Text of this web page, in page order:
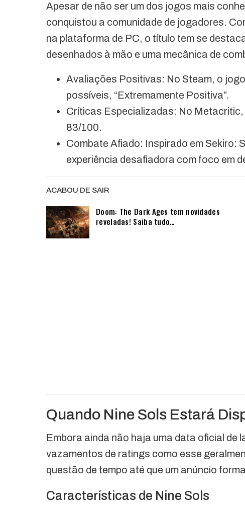
Apesar de não ser um dos jogos mais
conquistou a comunidade de jogadores.
na plataforma de PC, o título tem se
desenhados à mão e uma mecânica de
Avaliações Positivas: No Steam, o
possíveis, “Extremamente Positiva”.
Críticas Especializadas: No
83/100.
Combate Afiado: Inspirado em Sekiro:
experiência desafiadora com foco em
ACABOU DE SAIR
Doom: The Dark Ages tem novidades
reveladas! Saiba tudo…
Quando Nine Sols Estará
Embora ainda não haja uma data oficial de
vazamentos de ratings como esse
questão de tempo até que um anúncio
Características de Nine Sols